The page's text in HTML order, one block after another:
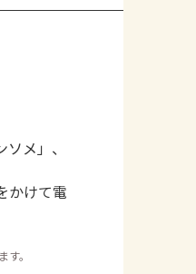
メ」、
かけて電
す。